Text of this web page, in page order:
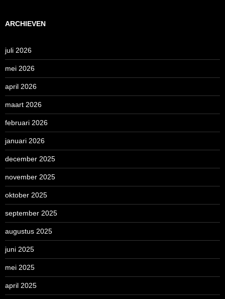
ARCHIEVEN
juli 2026
mei 2026
april 2026
maart 2026
februari 2026
januari 2026
december 2025
november 2025
oktober 2025
september 2025
augustus 2025
juni 2025
mei 2025
april 2025